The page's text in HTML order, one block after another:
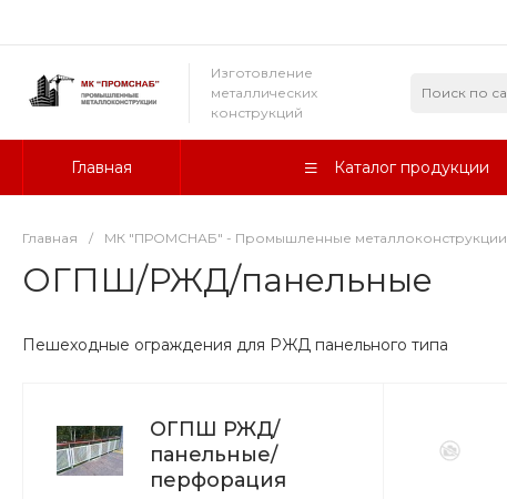
Изготовление
металлических
конструкций
Главная Каталог продукции
Главная / МК "ПРОМСНАБ" - Промышленные металлоконструкции
ОГПШ/РЖД/панельные
Пешеходные ограждения для РЖД панельного типа
ОГПШ РЖД/
панельные/
перфорация